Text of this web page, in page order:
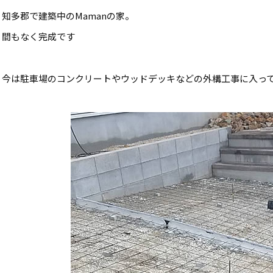
知多郡で建築中のMamanの家。
間もなく完成です
今は駐車場のコンクリートやウッドデッキなどの外構工事に入っ